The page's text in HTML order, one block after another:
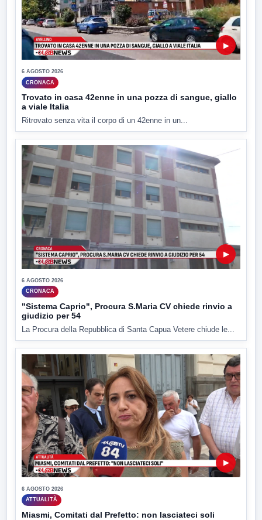
▶
6 AGOSTO 2026
CRONACA
Trovato in casa 42enne in una pozza di sangue, giallo
a viale Italia
Ritrovato senza vita il corpo di un 42enne in un...
▶
6 AGOSTO 2026
CRONACA
"Sistema Caprio", Procura S.Maria CV chiede rinvio a
giudizio per 54
La Procura della Repubblica di Santa Capua Vetere chiude le...
▶
6 AGOSTO 2026
ATTUALITÀ
Miasmi, Comitati dal Prefetto: non lasciateci soli